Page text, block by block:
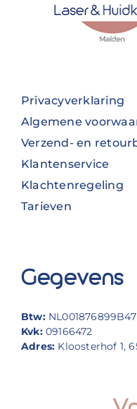
Privacyverklaring
Algemene
Verzend- en
Klantenservice
Klachtenregeling
Tarieven
Gegevens
Btw: NL001876899B47
Kvk:09166472
Adres: Kloosterhof 1,